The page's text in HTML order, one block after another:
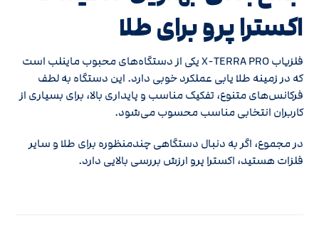
اکسترا پرو برای طلا
فلزیاب X-TERRA PRO یکی از دستگاه‌های محبوب ماینلب است
که در زمینه طلا یابی عملکرد خوبی دارد. این دستگاه به لطف
فرکانس‌های متنوع، تفکیک مناسب و پایداری بالا، برای بسیاری از
کاربران انتخابی مناسب محسوب می‌شود.
در مجموع، اگر به دنبال دستگاهی چندمنظوره برای طلا و سایر
فلزات هستید، اکسترا پرو ارزش بررسی بالایی دارد.